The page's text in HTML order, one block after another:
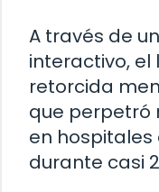
A través de
interactivo, el
retorcida
que perpetró
en hospitales
durante casi